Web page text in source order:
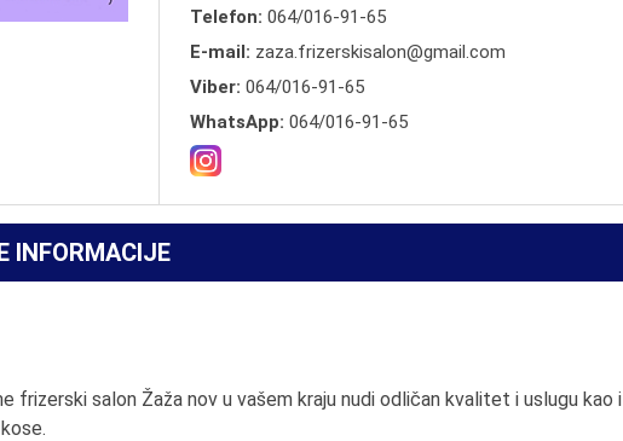
Telefon: 064/016-91-65
E-mail: zaza.frizerskisalon@gmail.com
Viber: 064/016-91-65
WhatsApp: 064/016-91-65
INFORMACIJE
frizerski salon Žaža nov u vašem kraju nudi odličan kvalitet i uslugu kao i